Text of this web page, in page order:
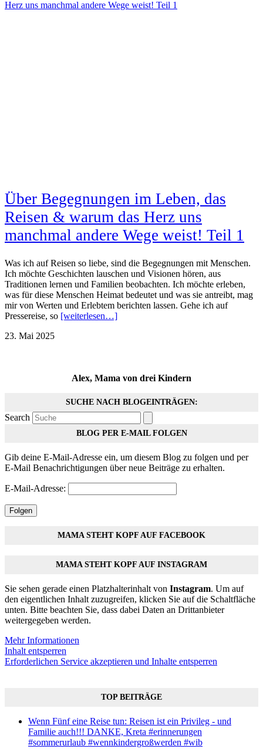
Herz uns manchmal andere Wege weist! Teil 1
Über Begegnungen im Leben, das
Reisen & warum das Herz uns
manchmal andere Wege weist! Teil 1
Was ich auf Reisen so liebe, sind die Begegnungen mit Menschen.
Ich möchte Geschichten lauschen und Visionen hören, aus
Traditionen lernen und Familien beobachten. Ich möchte erleben,
was für diese Menschen Heimat bedeutet und was sie antreibt, mag
mir von Werten und Erlebtem berichten lassen. Gehe ich auf
Pressereise, so [weiterlesen…]
23. Mai 2025
Alex, Mama von drei Kindern
SUCHE NACH BLOGEINTRÄGEN:
Search
BLOG PER E-MAIL FOLGEN
Gib deine E-Mail-Adresse ein, um diesem Blog zu folgen und per
E-Mail Benachrichtigungen über neue Beiträge zu erhalten.
E-Mail-Adresse:
Folgen
MAMA STEHT KOPF AUF FACEBOOK
MAMA STEHT KOPF AUF INSTAGRAM
Sie sehen gerade einen Platzhalterinhalt von Instagram. Um auf
den eigentlichen Inhalt zuzugreifen, klicken Sie auf die Schaltfläche
unten. Bitte beachten Sie, dass dabei Daten an Drittanbieter
weitergegeben werden.
Mehr Informationen
Inhalt entsperren
Erforderlichen Service akzeptieren und Inhalte entsperren
TOP BEITRÄGE
Wenn Fünf eine Reise tun: Reisen ist ein Privileg - und
Familie auch!!! DANKE, Kreta #erinnerungen
#sommerurlaub #wennkindergroßwerden #wib